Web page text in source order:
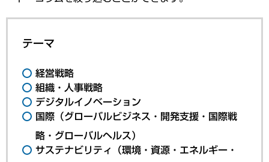
テーマ
経営戦略
組織・人事戦略
デジタルイノベーション
国際（グローバルビジネス・開発支援・国際戦
略・グローバルヘルス）
サステナビリティ（環境・資源・エネルギー・